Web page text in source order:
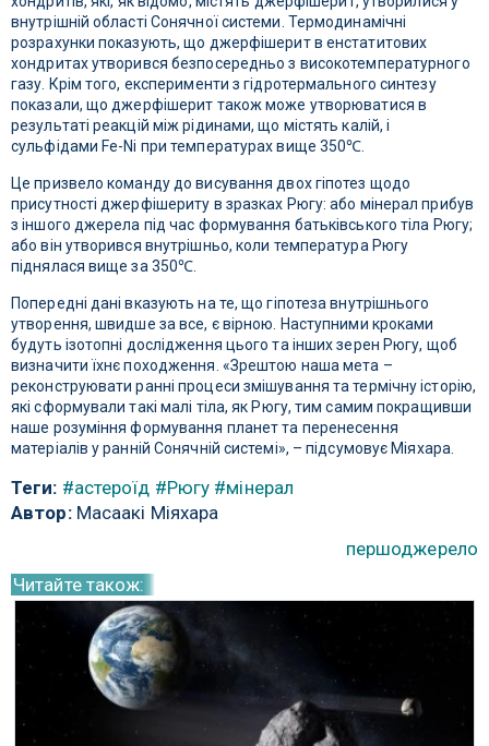
внутрішній області Сонячної системи. Термодинамічні
розрахунки показують, що джерфішерит в енстатитових
хондритах утворився безпосередньо з високотемпературного
газу. Крім того, експерименти з гідротермального синтезу
показали, що джерфішерит також може утворюватися в
результаті реакцій між рідинами, що містять калій, і
сульфідами Fe-Ni при температурах вище 350℃.
Це призвело команду до висування двох гіпотез щодо
присутності джерфішериту в зразках Рюгу: або мінерал прибув
з іншого джерела під час формування батьківського тіла Рюгу;
або він утворився внутрішньо, коли температура Рюгу
піднялася вище за 350℃.
Попередні дані вказують на те, що гіпотеза внутрішнього
утворення, швидше за все, є вірною. Наступними кроками
будуть ізотопні дослідження цього та інших зерен Рюгу, щоб
визначити їхнє походження. «Зрештою наша мета –
реконструювати ранні процеси змішування та термічну історію,
які сформували такі малі тіла, як Рюгу, тим самим покращивши
наше розуміння формування планет та перенесення
матеріалів у ранній Сонячній системі», – підсумовує Міяхара.
Теги: #астероїд #Рюгу #мінерал
Автор:Масаакі Міяхара
першоджерело
Читайте також: